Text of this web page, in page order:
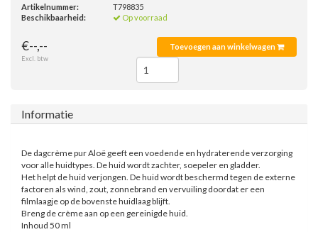
Artikelnummer:
T798835
Beschikbaarheid:
Op voorraad
€--,--
Excl. btw
Toevoegen aan winkelwagen
Informatie
De dagcrème pur Aloë geeft een voedende en hydraterende verzorging
voor alle huidtypes. De huid wordt zachter, soepeler en gladder.
Het helpt de huid verjongen. De huid wordt beschermd tegen de externe
factoren als wind, zout, zonnebrand en vervuiling doordat er een
filmlaagje op de bovenste huidlaag blijft.
Breng de crème aan op een gereinigde huid.
Inhoud 50 ml